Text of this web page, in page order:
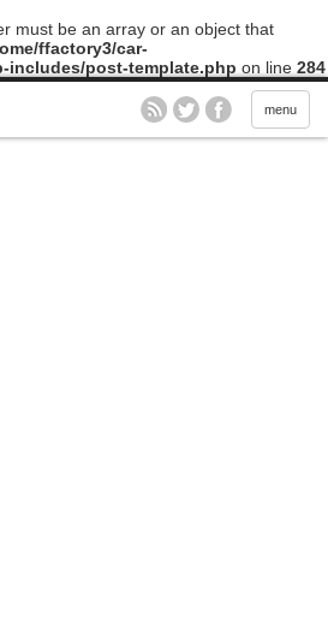
must be an array or an object that
ffactory3/car-
includes/post-template.php on line 284
menu